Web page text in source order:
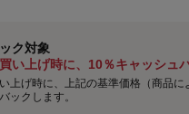
ク対象
い上げ時に、10％キャッシュ
上げ時に、上記の基準価格（商品
ックします。